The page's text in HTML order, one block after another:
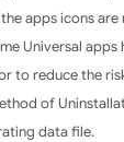
apps icons
Universal apps
to reduce the
of
data file.